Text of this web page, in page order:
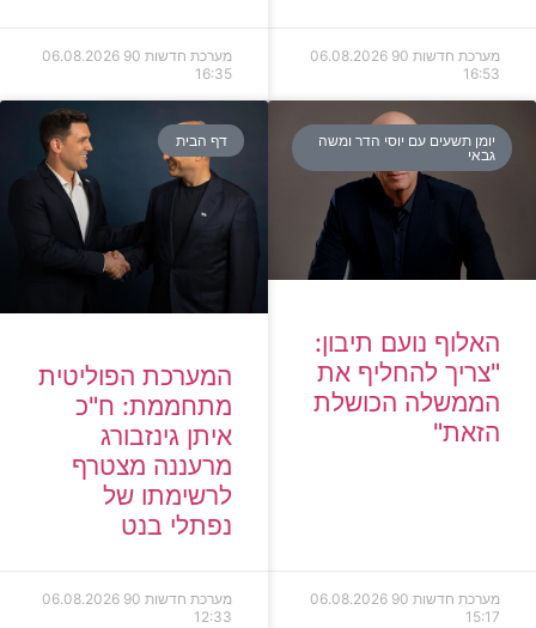
מערכת חדשות 90
06.08.2026
16:53
מערכת חדשות 90
06.08.2026
16:35
יומן תשעים עם יוסי הדר ומשה
גבאי
האלוף נועם תיבון:
"צריך להחליף את
הממשלה הכושלת
הזאת"
מערכת חדשות 90
06.08.2026
15:17
דף הבית
המערכת הפוליטית
מתחממת: ח"כ
איתן גינזבורג
מרעננה מצטרף
לרשימתו של
נפתלי בנט
מערכת חדשות 90
06.08.2026
12:33